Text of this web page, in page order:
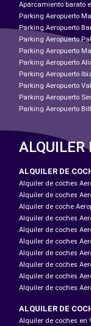
Aparcamiento barato
Parking Aeropuerto
Parking Aeropuerto
Parking Aeropuerto
Parking Aeropuerto
Parking Aeropuerto
Parking Aeropuerto
Parking Aeropuerto
Parking Aeropuerto
Parking Aeropuerto
ALQUILER
ALQUILER DE
Alquiler de coches
Alquiler de coches
Alquiler de coche
Alquiler de coches
Alquiler de coches
Alquiler de coches
Alquiler de coches
Alquiler de coches
Alquiler de coches
Alquiler de coches
ALQUILER DE
Alquiler de coches en